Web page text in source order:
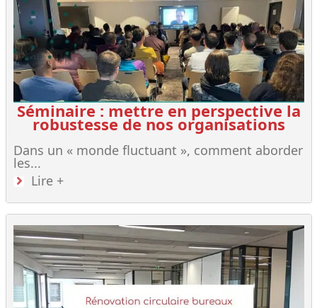
Séminaire : mettre en perspective la
robustesse de nos organisations
Dans un « monde fluctuant », comment aborder
les...
Lire +